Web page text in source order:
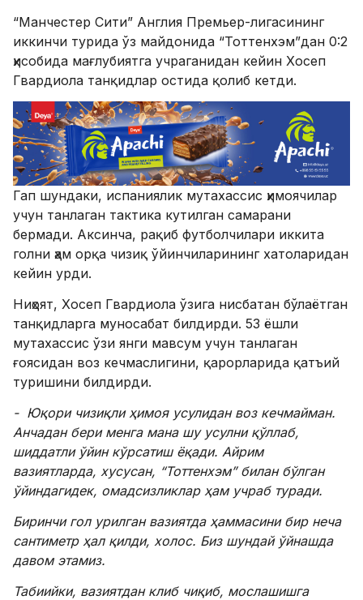
“Манчестер Сити” Англия Премьер-лигасининг
иккинчи турида ўз майдонида “Тоттенхэм”дан 0:2
ҳисобида мағлубиятга учраганидан кейин Хосеп
Гвардиола танқидлар остида қолиб кетди.
Гап шундаки, испаниялик мутахассис ҳимоячилар
учун танлаган тактика кутилган самарани
бермади. Аксинча, рақиб футболчилари иккита
голни ҳам орқа чизиқ ўйинчиларининг хатоларидан
кейин урди.
Ниҳоят, Хосеп Гвардиола ўзига нисбатан бўлаётган
танқидларга муносабат билдирди. 53 ёшли
мутахассис ўзи янги мавсум учун танлаган
ғоясидан воз кечмаслигини, қарорларида қатъий
туришини билдирди.
- Юқори чизиқли ҳимоя усулидан воз кечмайман.
Анчадан бери менга мана шу усулни қўллаб,
шиддатли ўйин кўрсатиш ёқади. Айрим
вазиятларда, хусусан, “Тоттенхэм” билан бўлган
ўйиндагидек, омадсизликлар ҳам учраб туради.
Биринчи гол урилган вазиятда ҳаммасини бир неча
сантиметр ҳал қилди, холос. Биз шундай ўйнашда
давом этамиз.
Табиийки, вазиятдан клиб чиқиб, мослашишга